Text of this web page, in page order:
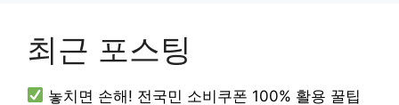
최근 포스팅
놓치면 손해! 전국민 소비쿠폰 100% 활용 꿀팁